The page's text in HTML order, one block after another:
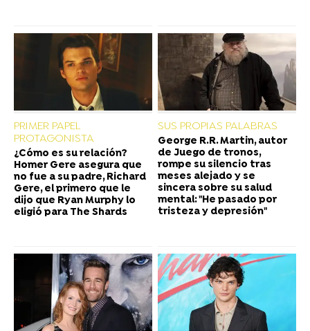
PRIMER PAPEL
PROTAGONISTA
¿Cómo es su relación?
Homer Gere asegura que
no fue a su padre, Richard
Gere, el primero que le
dijo que Ryan Murphy lo
eligió para The Shards
SUS PROPIAS PALABRAS
George R.R. Martin, autor
de Juego de tronos,
rompe su silencio tras
meses alejado y se
sincera sobre su salud
mental: "He pasado por
tristeza y depresión"